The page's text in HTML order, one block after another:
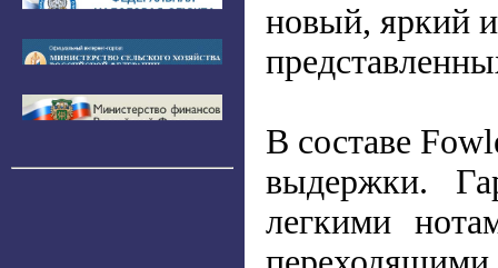
новый, яркий
В составе
выдержки.
легкими